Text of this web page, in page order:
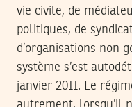
vie civile, de
politiques, de
d’organisations non
système s’est
janvier 2011. Le